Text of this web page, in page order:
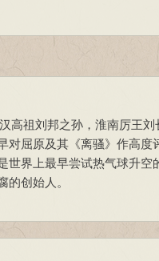
高祖刘邦之孙，淮南厉王
屈原及其《离骚》作高
界上最早尝试热气球升
创始人。